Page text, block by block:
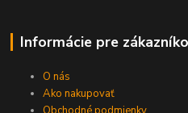
Informácie pre
O nás
Ako nakupovať